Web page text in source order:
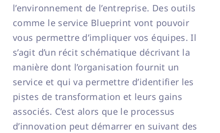
l’environnement de l’entreprise. Des outils
comme le service Blueprint vont pouvoir
vous permettre d’impliquer vos équipes. Il
s’agit d’un récit schématique décrivant la
manière dont l’organisation fournit un
service et qui va permettre d’identifier les
pistes de transformation et leurs gains
associés. C’est alors que le processus
d’innovation peut démarrer en suivant des